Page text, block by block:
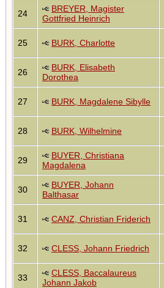
24
BREYER, Magister
Gottfried Heinrich
25 BURK, Charlotte
26
BURK, Elisabeth
Dorothea
27 BURK, Magdalene Sibylle
28 BURK, Wilhelmine
29
BUYER, Christiana
Magdalena
30
BUYER, Johann
Balthasar
31 CANZ, Christian Friderich
32 CLESS, Johann Friedrich
33
CLESS, Baccalaureus
Johann Jakob